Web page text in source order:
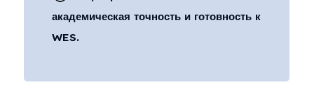
академическая точность и готовность к
WES.